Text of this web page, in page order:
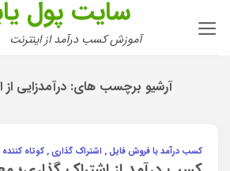
سایت پول
آموزش کسب درآمد از اینترنت
آرشیو برچسب های: درآمدزایی
کسب درآمد با فروش فایل , اشتراک گذاری , کوتاه کننده